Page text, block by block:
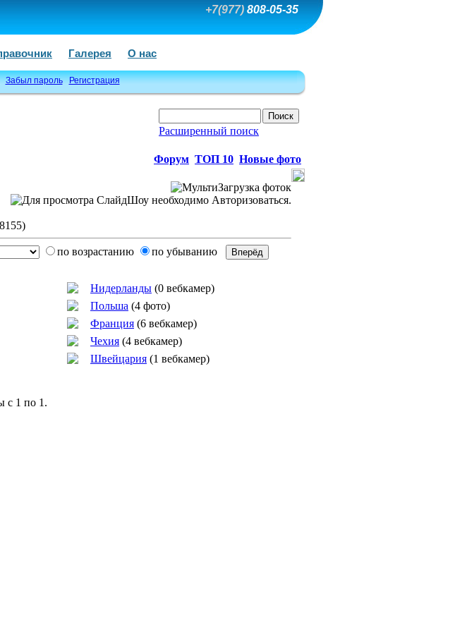
+7(977) 808-05-35
Галерея О нас
Забыл пароль Регистрация
Расширенный поиск
Форум ТОП 10 Новые фото
по возрастанию
по убыванию
Нидерланды (0 вебкамер)
Польша (4 фото)
Франция (6 вебкамер)
Чехия (4 вебкамер)
Швейцария (1 вебкамер)
с 1 по 1.